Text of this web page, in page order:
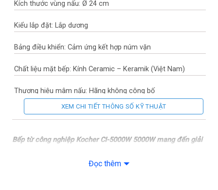
Kích thước vùng nấu: Ø 24 cm
Kiểu lắp đặt: Lắp dương
Bảng điều khiển: Cảm ứng kết hợp núm vặn
Chất liệu mặt bếp: Kính Ceramic – Keramik (Việt Nam)
Thương hiệu mâm nấu: Hãng không công bố
Thương hiệu của: Việt Nam
Sản xuất tại: Trung Quốc
XEM CHI TIẾT THÔNG SỐ KỸ THUẬT
Bếp từ công nghiệp Kocher CI-5000W 5000W mang đến giải
thiết kế mặt kính Ceramic bền bỉ phù hợp cho các không
Đọc thêm